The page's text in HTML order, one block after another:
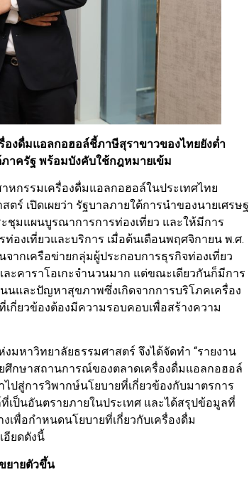
องดื่มแอลกอฮอล์ชี้ภาษีสุราขาวของไทยยังต่ำ
าครัฐ พร้อมบังคับใช้กฎหมายเข้ม
หกรรมเครื่องดื่มแอลกอฮอล์ในประเทศไทย
ร์ เปิดเผยว่า รัฐบาลภายใต้การนำของนายเศรษฐ
ชุมแผนบูรณาการการท่องเที่ยว และให้มีการ
องเที่ยวและบริการ เมื่อต้นเดือนพฤศจิกายน พ.ศ.
ากเครือข่ายกลุ่มผู้ประกอบการธุรกิจท่องเที่ยว
ะคาราโอเกะจำนวนมาก แต่ขณะเดียวกันก็มีการ
และปัญหาสุขภาพซึ่งเกิดจากการบริโภคเครื่อง
กี่ยวข้องต้องมีความรอบคอบเพื่อสร้างความ
มหาวิทยาลัยธรรมศาสตร์ จึงได้จัดทำ “รายงาน
ศึกษาสถานการณ์ของตลาดเครื่องดื่มแอลกอฮอล์
ปสู่การวิพากษ์นโยบายที่เกี่ยวข้องกับมาตรการ
ป็นอันตรายภายในประเทศ และได้สรุปข้อมูลที่
เพื่อกำหนดนโยบายที่เกี่ยวกับเครื่องดื่ม
อียดดังนี้
ยายตัวขึ้น